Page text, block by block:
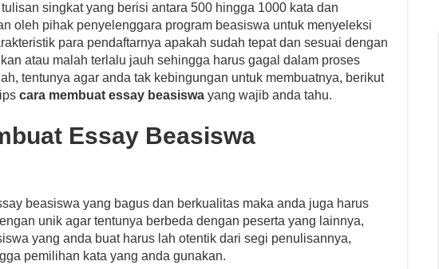
singkat yang berisi antara 500 hingga 1000 kata dan
oleh pihak penyelenggara program beasiswa untuk menyeleksi
para pendaftarnya apakah sudah tepat dan sesuai dengan
atau malah terlalu jauh sehingga harus gagal dalam proses
tentunya agar anda tak kebingungan untuk membuatnya, berikut
cara membuat essay beasiswa yang wajib anda tahu.
Essay Beasiswa
beasiswa yang bagus dan berkualitas maka anda juga harus
unik agar tentunya berbeda dengan peserta yang lainnya,
yang anda buat harus lah otentik dari segi penulisannya,
pemilihan kata yang anda gunakan.